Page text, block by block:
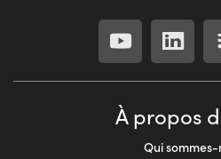
À propos
Qui sommes-